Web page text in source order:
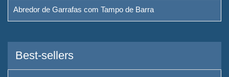
Marcas que atendemos
Sustentabilidade
Abredor de Garrafas com Tampo de Barra
Best-sellers